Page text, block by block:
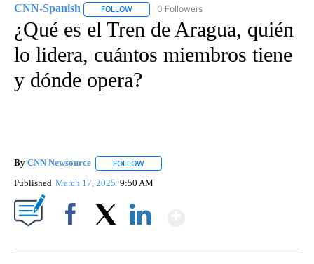
CNN-Spanish FOLLOW FOLLOW "CNN-SPANISH" TO RECEIVE
0 Followers
¿Qué es el Tren de Aragua, quién
lo lidera, cuántos miembros tiene
y dónde opera?
By CNN Newsource FOLLOW
Published March 17, 2025 9:50 AM